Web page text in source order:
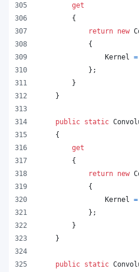
get
{
return new
{
Kernel
=
} ;
}
}
public static
{
get
{
return new
{
Kernel
=
} ;
}
}
public static